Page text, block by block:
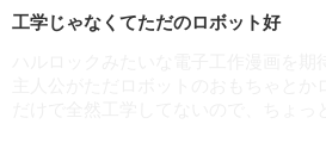
工学じゃなくてただのロボット好